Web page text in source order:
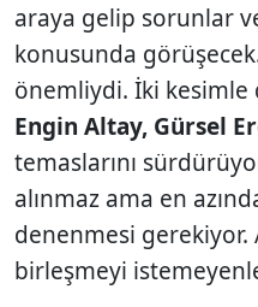
araya gelip sorunlar
konusunda
önemliydi. İki
Engin Altay, Gürsel
temaslarını
alınmaz ama en
denenmesi
birleşmeyi